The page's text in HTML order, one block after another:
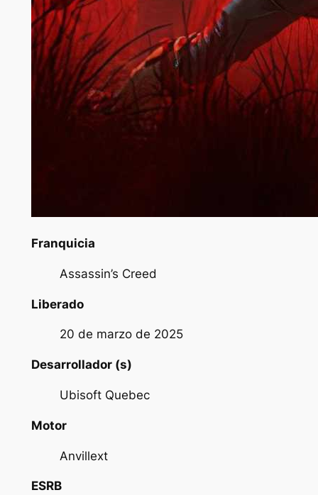
Franquicia
Assassin’s Creed
Liberado
20 de marzo de 2025
Desarrollador (s)
Ubisoft Quebec
Motor
Anvillext
ESRB